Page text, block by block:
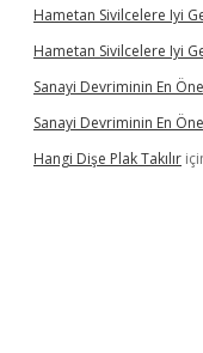
Hametan Sivilcelere Iyi
Hametan Sivilcelere Iyi
Sanayi Devriminin En
Sanayi Devriminin En
Hangi Dişe Plak Takılır